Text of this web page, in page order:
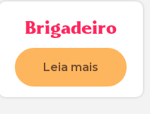
Brigadeiro
Leia mais